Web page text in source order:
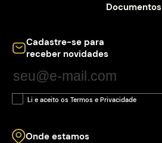
Documentos
Cadastre-se para
receber novidades
Li e aceito os Termos e Privacidade
Onde estamos